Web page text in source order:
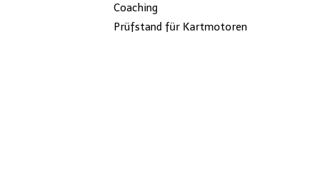
Coaching
Prüfstand für Kartmotoren